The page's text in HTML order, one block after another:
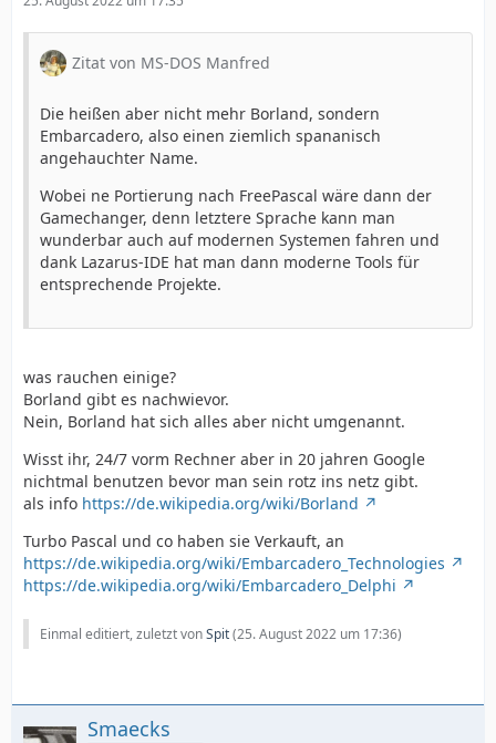
Zitat von MS-DOS Manfred
Die heißen aber nicht mehr Borland, sondern
Embarcadero, also einen ziemlich spananisch
angehauchter Name.
Wobei ne Portierung nach FreePascal wäre dann der
Gamechanger, denn letztere Sprache kann man
wunderbar auch auf modernen Systemen fahren und
dank Lazarus-IDE hat man dann moderne Tools für
entsprechende Projekte.
was rauchen einige?
Borland gibt es nachwievor.
Nein, Borland hat sich alles aber nicht umgenannt.
Wisst ihr, 24/7 vorm Rechner aber in 20 jahren Google
nichtmal benutzen bevor man sein rotz ins netz gibt.
als info https://de.wikipedia.org/wiki/Borland
Turbo Pascal und co haben sie Verkauft, an
https://de.wikipedia.org/wiki/Embarcadero_Technologies
https://de.wikipedia.org/wiki/Embarcadero_Delphi
Einmal editiert, zuletzt vonSpit(25. August 2022 um 17:36)
Smaecks